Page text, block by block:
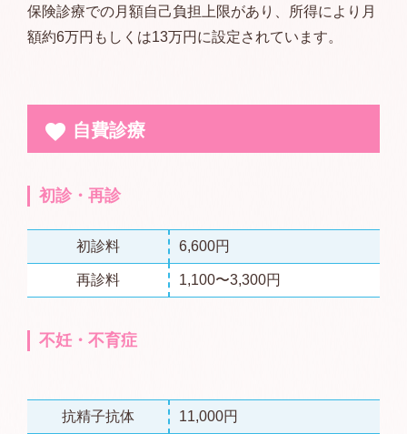
保険診療での月額自己負担上限があり、所得により月
額約6万円もしくは13万円に設定されています。
自費診療
初診・再診
初診料 6,600円
再診料 1,100〜3,300円
不妊・不育症
抗精子抗体 11,000円